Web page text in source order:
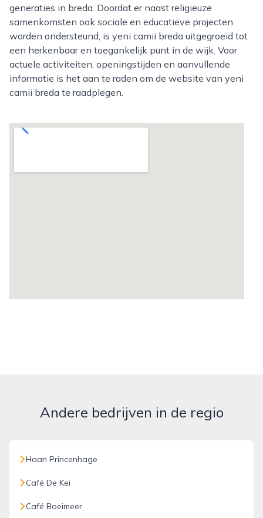
generaties in breda. Doordat er naast religieuze
samenkomsten ook sociale en educatieve projecten
worden ondersteund, is yeni camii breda uitgegroeid tot
een herkenbaar en toegankelijk punt in de wijk. Voor
actuele activiteiten, openingstijden en aanvullende
informatie is het aan te raden om de website van yeni
camii breda te raadplegen.
Andere bedrijven in de regio
Haan Princenhage
Café De Kei
Café Boeimeer